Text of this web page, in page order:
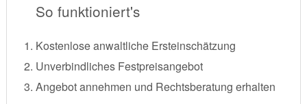
So funktioniert's
Kostenlose anwaltliche Ersteinschätzung
Unverbindliches Festpreisangebot
Angebot annehmen und Rechtsberatung erhalten